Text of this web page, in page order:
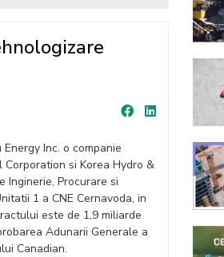
Inc. o companie
Corporation si Korea Hydro &
Inginerie, Procurare si
1 a CNE Cernavoda, in
este de 1,9 miliarde
Adunarii Generale a
Canadian.